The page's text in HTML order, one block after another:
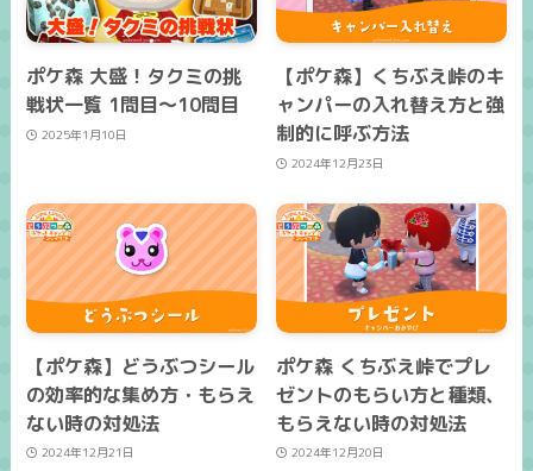
ポケ森 大盛！タクミの挑
戦状一覧 1問目～10問目
2025年1月10日
【ポケ森】くちぶえ峠のキ
ャンパーの入れ替え方と強
制的に呼ぶ方法
2024年12月23日
【ポケ森】どうぶつシール
の効率的な集め方・もらえ
ない時の対処法
2024年12月21日
ポケ森 くちぶえ峠でプレ
ゼントのもらい方と種類、
もらえない時の対処法
2024年12月20日